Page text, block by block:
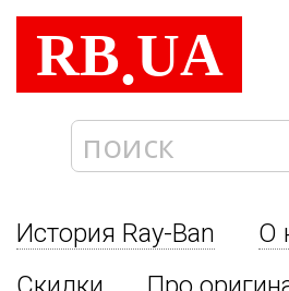
RB.UA
История Ray-Ban О